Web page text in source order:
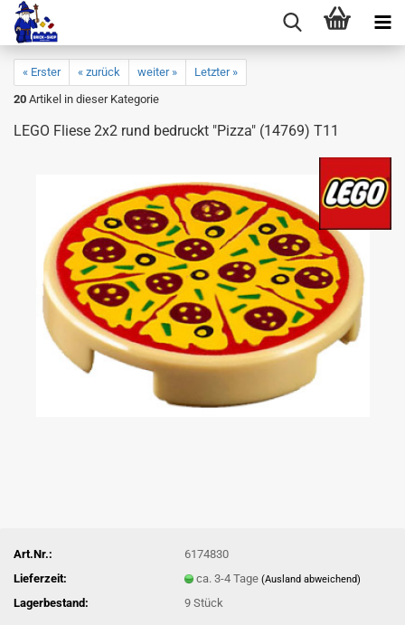
« Erster « zurück weiter »
Letzter »
20 Artikel in dieser Kategorie
LEGO Fliese 2x2 rund bedruckt "Pizza" (14769) T11
Art.Nr.:
6174830
Lieferzeit:
ca. 3-4 Tage(Ausland abweichend)
Lagerbestand: 9Stück